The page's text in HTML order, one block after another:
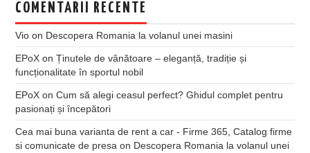
COMENTARII RECENTE
Vio on Descopera Romania la volanul unei masini
EPoX onȚinutele de vânătoare – eleganță, tradiție și
funcționalitate în sportul nobil
EPoX onCum să alegi ceasul perfect? Ghidul complet pentru
pasionați și începători
Cea mai buna varianta de rent a car - Firme 365, Catalog firme
si comunicate de presa on Descopera Romania la volanul unei